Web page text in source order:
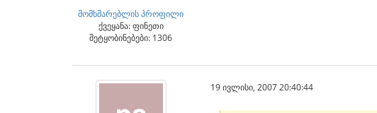
მომხმარებლის პროფილი
ქვეყანა: ფინეთი
შეტყობინებები: 1306
19 ივლისი, 2007 20:40:44